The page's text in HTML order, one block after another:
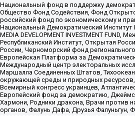
Национальный фонд в поддержку
Общество Фонд Содействия, Фонд
российский фонд по экономическому и
Национальный Демократический
MEDIA DEVELOPMENT INVESTMENT FUND,
Республиканский Институт, Открытая
России, Черноморский фонд
Европейская Платформа за
Международный центр электоральных
Маршалла Соединенных Штатов,
окружающей среды и природных ресурсов,
Всемирный конгресс украинцев,
Европейский фонд за демократию,
Хармони, Родники дракона, Врачи против
органов, Фалунь Дафа, Друзья Фалуньгун,